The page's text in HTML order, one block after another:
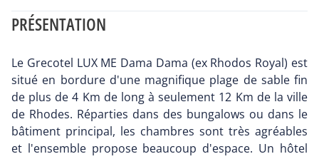
PRÉSENTATION
Le Grecotel LUX ME Dama Dama (ex Rhodos Royal) est
situé en bordure d'une magnifique plage de sable fin
de plus de 4 Km de long à seulement 12 Km de la ville
de Rhodes. Réparties dans des bungalows ou dans le
bâtiment principal, les chambres sont très agréables
et l'ensemble propose beaucoup d'espace. Un hôtel